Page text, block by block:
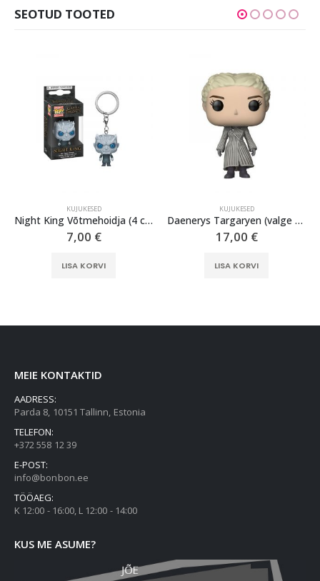
SEOTUD TOOTED
KUJUKESED
Night King Võtmehoidja (4 cm) The Game of Thrones Funko POP!
7,00 €
LISA KORVI
KUJUKESED
Daenerys Targaryen (valge mantel) kujund (9 cm) from Game of Thrones by Funko POP!
17,00 €
LISA KORVI
MEIE KONTAKTID
AADRESS:
Parda 8, 10151 Tallinn, Estonia
TELEFON:
+372 558 12 39
E-POST:
info@bonbon.ee
TÖÖAEG:
K 12:00 - 16:00, L 12:00 - 14:00
KUS ME ASUME?